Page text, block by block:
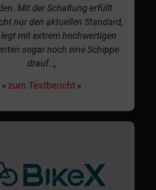
Mit der Schaltung erfüllt
nur den aktuellen Standard,
mit extrem hochwertigen
sogar noch eine Schippe
drauf. „
» zum Testbericht «